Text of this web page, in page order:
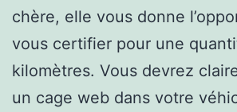
chère, elle vous donne
vous certifier pour une
kilomètres. Vous devrez
un cage web dans votre